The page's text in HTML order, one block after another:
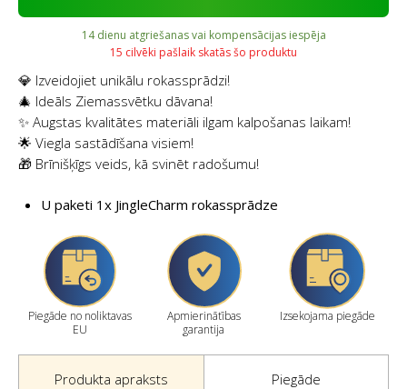
14 dienu atgriešanas vai kompensācijas iespēja
15 cilvēki pašlaik skatās šo produktu
💎 Izveidojiet unikālu rokassprādzi!
🎄 Ideāls Ziemassvētku dāvana!
✨ Augstas kvalitātes materiāli ilgam kalpošanas laikam!
🌟 Viegla sastādīšana visiem!
🎁 Brīnišķīgs veids, kā svinēt radošumu!
U paketi 1x JingleCharm rokassprādze
Piegāde no noliktavas
EU
Apmierinātības
garantija
Izsekojama piegāde
Produkta apraksts Piegāde